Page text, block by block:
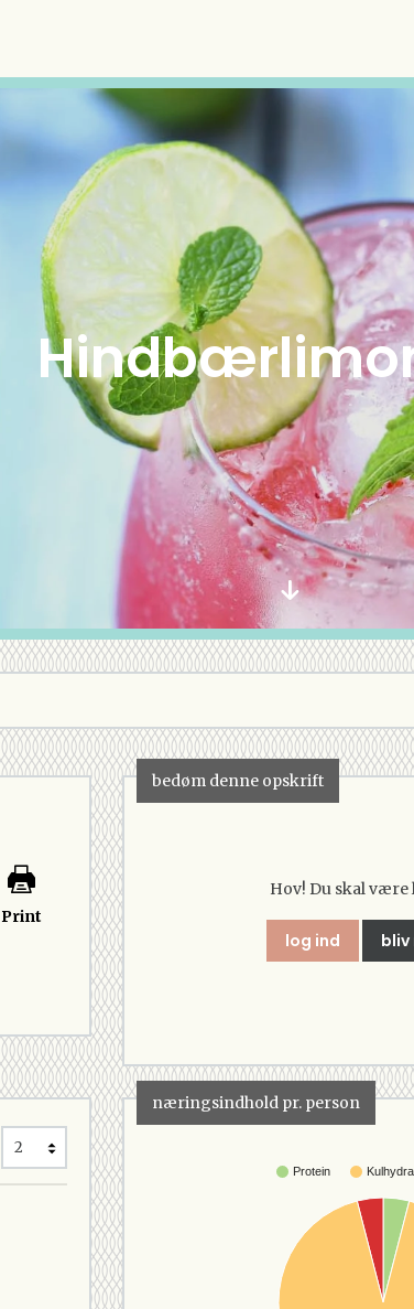
Print
bedøm denne opskrift
Hov! Du skal være
log ind bliv
næringsindhold pr. person
Protein